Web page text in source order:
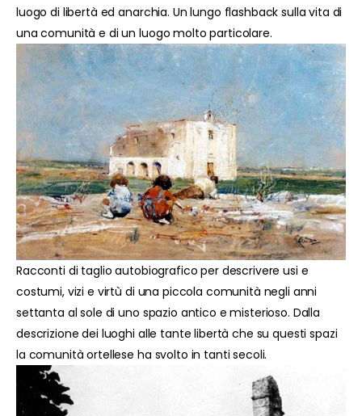
luogo di libertà ed anarchia. Un lungo flashback sulla vita di
una comunità e di un luogo molto particolare.
Racconti di taglio autobiografico per descrivere usi e
costumi, vizi e virtù di una piccola comunità negli anni
settanta al sole di uno spazio antico e misterioso. Dalla
descrizione dei luoghi alle tante libertà che su questi spazi
la comunità ortellese ha svolto in tanti secoli.